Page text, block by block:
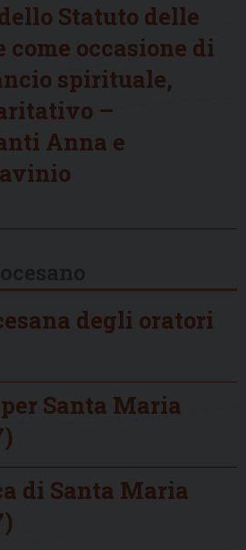
Statuto delle
occasione di
spirituale,
–
Anna e
degli oratori
Santa Maria
di Santa Maria